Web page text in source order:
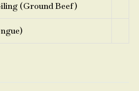
(Ground Beef)